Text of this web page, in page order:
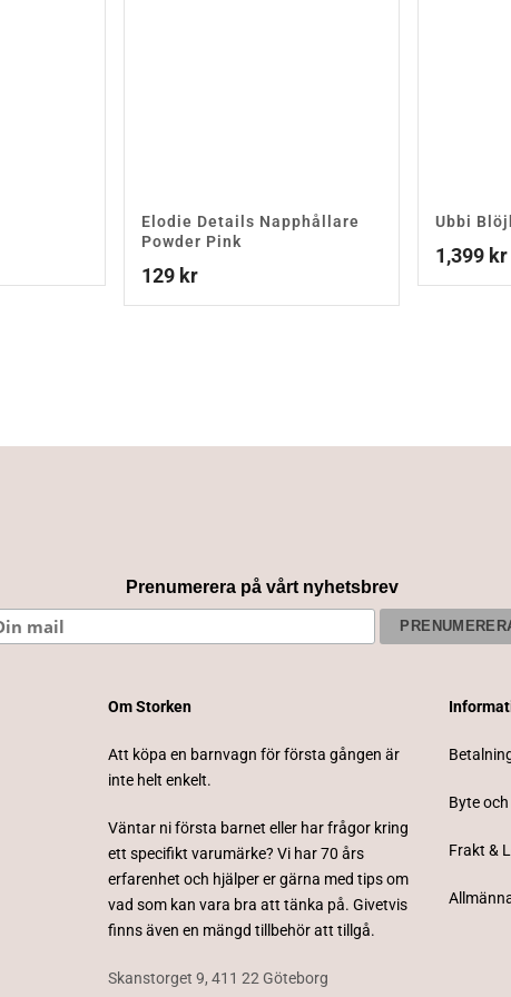
Elodie Details Napphållare
Powder Pink
129 kr
Ubbi
1,399 kr
Prenumerera på vårt nyhetsbrev
Om Storken
Att köpa en barnvagn för första gången är
inte helt enkelt.
Väntar ni första barnet eller har frågor kring
ett specifikt varumärke? Vi har 70 års
erfarenhet och hjälper er gärna med tips om
vad som kan vara bra att tänka på. Givetvis
finns även en mängd tillbehör att tillgå.
Skanstorget 9, 411 22 Göteborg
Byte
Frakt &